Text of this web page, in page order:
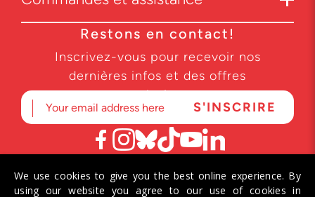
Restons en contact!
Inscrivez-vous pour recevoir nos
dernières infos et des offres
exclusives.
© 2026 Helvetiq SA. Tous droits réservés.
We use cookies to give you the best online experience. By
using our website you agree to our use of cookies in